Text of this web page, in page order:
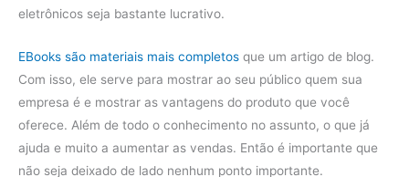
eletrônicos seja bastante lucrativo.
EBooks são materiais mais completos que um artigo de blog.
Com isso, ele serve para mostrar ao seu público quem sua
empresa é e mostrar as vantagens do produto que você
oferece. Além de todo o conhecimento no assunto, o que já
ajuda e muito a aumentar as vendas. Então é importante que
não seja deixado de lado nenhum ponto importante.